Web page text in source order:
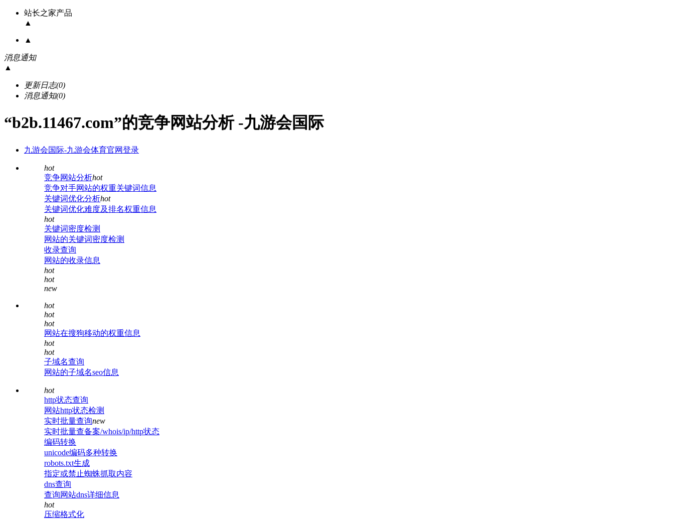
站长之家产品
▲
▲
消息通知
▲
更新日志(0)
消息通知(0)
“b2b.11467.com”的竞争网站分析 -九游会国际
九游会国际-九游会体育官网登录
hot
竞争网站分析hot
竞争对手网站的权重关键词信息
关键词优化分析hot
关键词优化难度及排名权重信息
hot
关键词密度检测
网站的关键词密度检测
收录查询
网站的收录信息
hot
hot
new
hot
hot
hot
网站在搜狗移动的权重信息
hot
hot
子域名查询
网站的子域名seo信息
hot
http状态查询
网站http状态检测
实时批量查询new
实时批量查备案/whois/ip/http状态
编码转换
unicode编码多种转换
robots.txt生成
指定或禁止蜘蛛抓取内容
dns查询
查询网站dns详细信息
hot
压缩格式化